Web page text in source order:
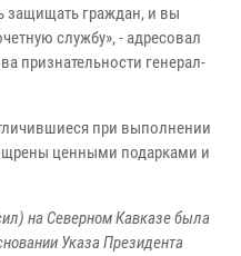
защищать граждан, и вы
службу», - адресовал
признательности генерал-
при выполнении
ценными подарками и
на Северном Кавказе была
Указа Президента